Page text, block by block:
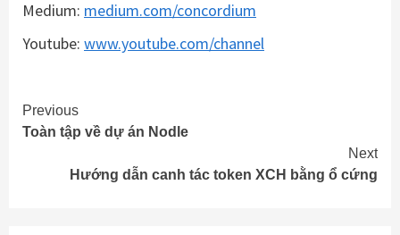
Medium: medium.com/concordium
Youtube: www.youtube.com/channel
Continue
Reading
Previous
Toàn tập về dự án Nodle
Next
Hướng dẫn canh tác token XCH bằng ổ cứng